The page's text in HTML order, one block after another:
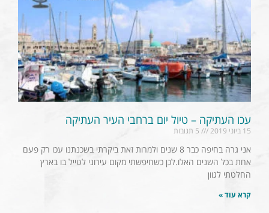
עכו העתיקה – טיול יום ברחבי העיר העתיקה
15 ביוני 2019
אני גרה בחיפה כבר 8 שנים ולמרות זאת ביקרתי בשכנתנו עכו רק פעם
אחת בכל השנים האלו.לכן כשחיפשתי מקום עירוני לטייל בו בארץ
החלטתי לגוון
קרא עוד »